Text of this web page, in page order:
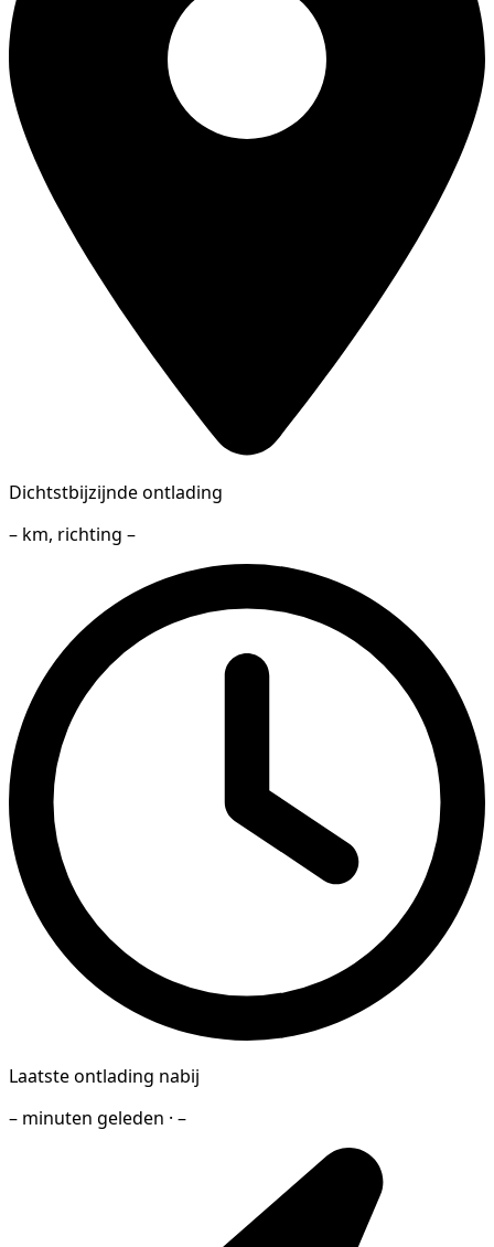
Dichtstbijzijnde ontlading
– km, richting –
Laatste ontlading nabij
– minuten geleden · –